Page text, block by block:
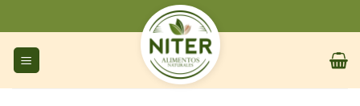
al
contenido